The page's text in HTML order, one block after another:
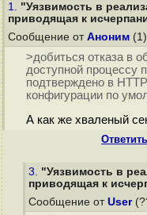
1. "Уязвимость в
приводящая к
Сообщение от Аноним
>добиться отказа в
доступной процессу
подтверждено в
конфигурации по
А как же хваленый
Ответить
3. "Уязвимость в
приводящая к
Сообщение от User